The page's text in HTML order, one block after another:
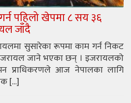
पहिलो खेपमा ८ सय ३६
जाँदै
सुसारेका रूपमा काम गर्न निकट
जाने भएका छन् । इजरायलको
प्राधिकरणले आज नेपालका लागि
[…]